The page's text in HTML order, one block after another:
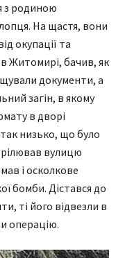
з родиною
На щастя, вони
окупації та
Житомирі, бачив, як
документи, а
загін, в якому
в дворі
так низько, що було
вулицю
і осколкове
бомби. Дістався до
ті його відвезли в
операцію.